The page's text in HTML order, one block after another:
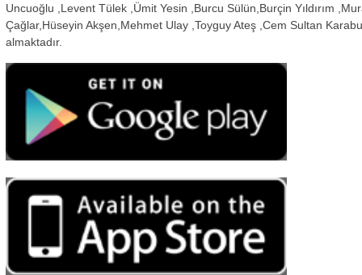
Uncuoğlu ,Levent Tülek ,Ümit Yesin ,Burcu Sülün,Burçin Yıldırım
Çağlar,Hüseyin Akşen,Mehmet Ulay ,Toyguy Ateş ,Cem Sultan
almaktadır.